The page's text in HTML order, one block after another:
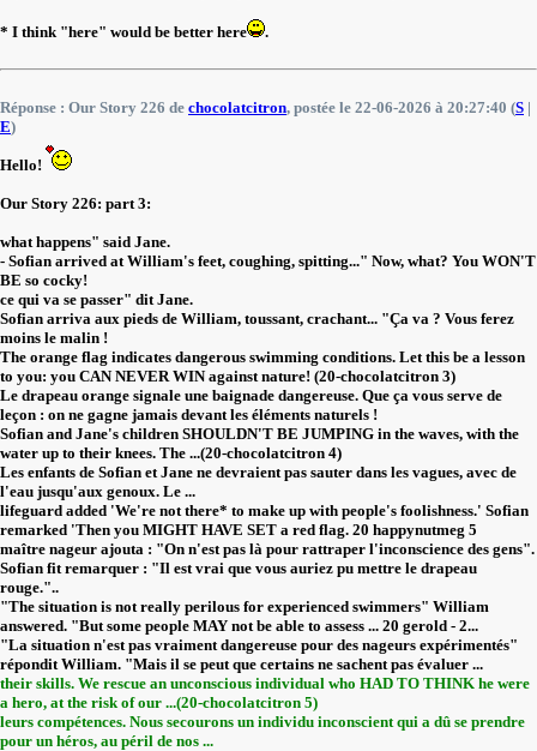
* I think "here" would be better here .
Réponse : Our Story 226 de chocolatcitron, postée le 22-06-2026 à 20:27:40 (S |
E)
Hello!
Our Story 226: part 3:
what happens" said Jane.
- Sofian arrived at William's feet, coughing, spitting..." Now, what? You WON'T
BE so cocky!
ce qui va se passer" dit Jane.
Sofian arriva aux pieds de William, toussant, crachant... "Ça va ? Vous ferez
moins le malin !
The orange flag indicates dangerous swimming conditions. Let this be a lesson
to you: you CAN NEVER WIN against nature! (20-chocolatcitron 3)
Le drapeau orange signale une baignade dangereuse. Que ça vous serve de
leçon : on ne gagne jamais devant les éléments naturels !
Sofian and Jane's children SHOULDN'T BE JUMPING in the waves, with the
water up to their knees. The ...(20-chocolatcitron 4)
Les enfants de Sofian et Jane ne devraient pas sauter dans les vagues, avec de
l'eau jusqu'aux genoux. Le ...
lifeguard added 'We're not there* to make up with people's foolishness.' Sofian
remarked 'Then you MIGHT HAVE SET a red flag. 20 happynutmeg 5
maître nageur ajouta : "On n'est pas là pour rattraper l'inconscience des gens".
Sofian fit remarquer : "Il est vrai que vous auriez pu mettre le drapeau
rouge."..
"The situation is not really perilous for experienced swimmers" William
answered. "But some people MAY not be able to assess ... 20 gerold - 2...
"La situation n'est pas vraiment dangereuse pour des nageurs expérimentés"
répondit William. "Mais il se peut que certains ne sachent pas évaluer ...
their skills. We rescue an unconscious individual who HAD TO THINK he were
a hero, at the risk of our ...(20-chocolatcitron 5)
leurs compétences. Nous secourons un individu inconscient qui a dû se prendre
pour un héros, au péril de nos ...